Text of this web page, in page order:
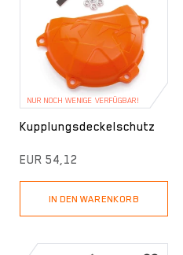
NUR NOCH WENIGE VERFÜGBAR!
Kupplungsdeckelschutz
EUR 54,12
IN DEN WARENKORB